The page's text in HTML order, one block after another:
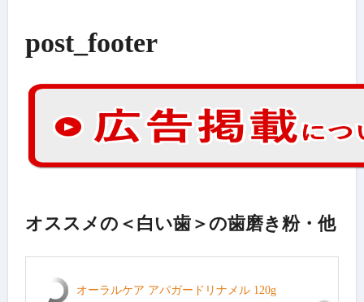
post_footer
オススメの＜白い歯＞の歯磨き粉・他
オーラルケア アパガードリナメル 120g